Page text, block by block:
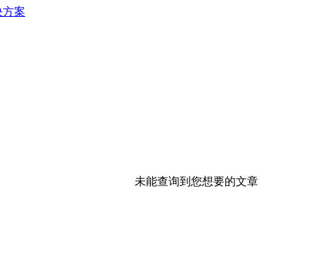
案
未能查询到您想要的文章